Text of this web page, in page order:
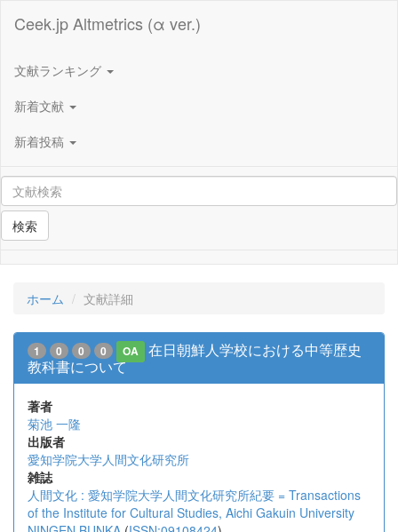
Ceek.jp Altmetrics (α ver.)
文献ランキング
新着文献
新着投稿
検索
ホーム 文献詳細
1 0 0 0 OA
在日朝鮮人学校における中等歴史
教科書について
著者
菊池 一隆
出版者
愛知学院大学人間文化研究所
雑誌
人間文化 : 愛知学院大学人間文化研究所紀要 = Transactions
of the Institute for Cultural Studies, Aichi Gakuin University